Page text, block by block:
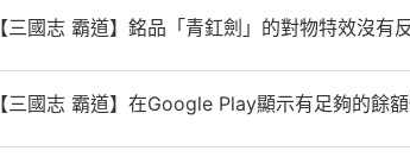
【三國志 霸道】銘品「青釭劍」的對物特效沒有
【三國志 霸道】在Google Play顯示有足夠的餘